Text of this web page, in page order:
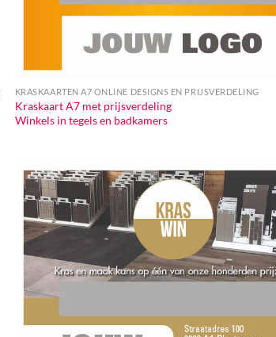
KRASKAARTEN A7 ONLINE DESIGNS EN PRIJSVERDELING
Kraskaart A7 met prijsverdeling
Winkels in tegels en badkamers